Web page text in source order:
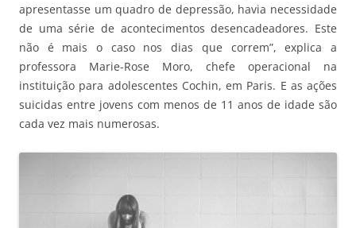
apresentasse um quadro de depressão, havia necessidade
de uma série de acontecimentos desencadeadores. Este
não é mais o caso nos dias que correm”, explica a
professora Marie-Rose Moro, chefe operacional na
instituição para adolescentes Cochin, em Paris. E as ações
suicidas entre jovens com menos de 11 anos de idade são
cada vez mais numerosas.